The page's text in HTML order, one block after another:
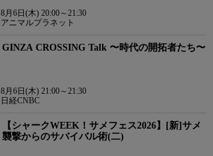
8月6日(木) 20:00～21:30
アニマルプラネット
GINZA CROSSING Talk 〜時代の開拓者たち〜
8月6日(木) 21:00～21:30
日経CNBC
【シャークWEEK！サメフェス2026】[新]サメ
襲撃からのサバイバル術(二)